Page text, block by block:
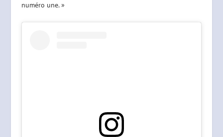
numéro une. »